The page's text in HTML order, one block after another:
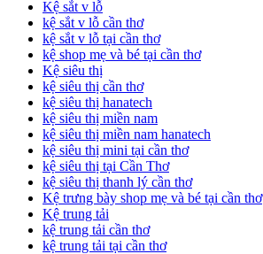
Kệ sắt v lỗ
kệ sắt v lỗ cần thơ
kệ sắt v lỗ tại cần thơ
kệ shop mẹ và bé tại cần thơ
Kệ siêu thị
kệ siêu thị cần thơ
kệ siêu thị hanatech
kệ siêu thị miền nam
kệ siêu thị miền nam hanatech
kệ siêu thị mini tại cần thơ
kệ siêu thị tại Cần Thơ
kệ siêu thị thanh lý cần thơ
Kệ trưng bày shop mẹ và bé tại cần thơ
Kệ trung tải
kệ trung tải cần thơ
kệ trung tải tại cần thơ